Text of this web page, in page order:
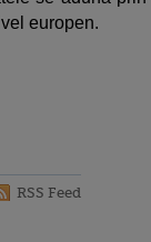
europen.
RSS Feed